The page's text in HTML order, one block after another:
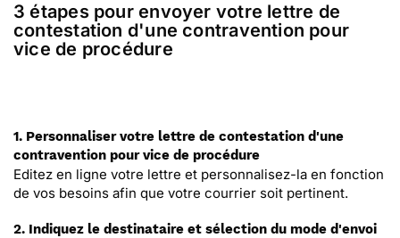
3 étapes pour envoyer votre lettre de
contestation d'une contravention pour
vice de procédure
1. Personnaliser votre lettre de contestation d'une
contravention pour vice de procédure
Editez en ligne votre lettre et personnalisez-la en fonction
de vos besoins afin que votre courrier soit pertinent.
2. Indiquez le destinataire et sélection du mode d'envoi